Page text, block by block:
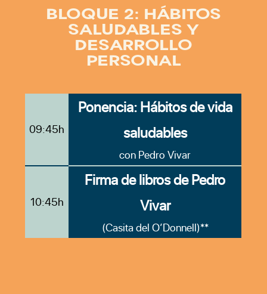
BLOQUE 2: HÁBITOS
SALUDABLES Y
DESARROLLO
PERSONAL
09:45h
Ponencia: Hábitos de vida
saludables
con Pedro Vivar
10:45h
Firma de libros de Pedro
Vivar
(Casita del O’Donnell)**